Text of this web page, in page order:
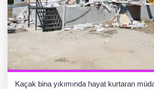
Kaçak bina yıkımında hayat kurtaran